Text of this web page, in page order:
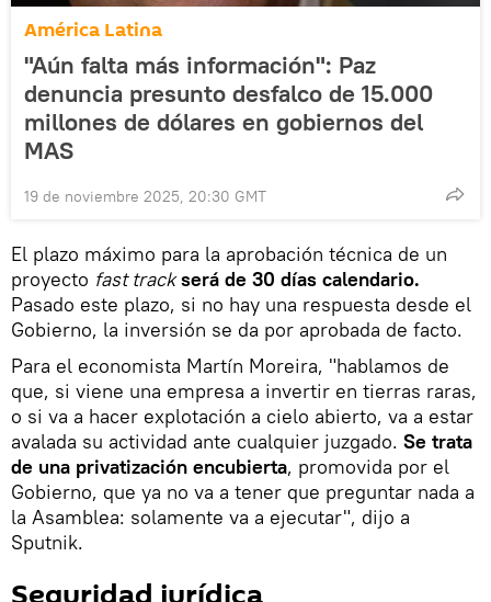
América Latina
"Aún falta más información": Paz
denuncia presunto desfalco de 15.000
millones de dólares en gobiernos del
MAS
19 de noviembre 2025, 20:30 GMT
El plazo máximo para la aprobación técnica de un
proyecto fast track será de 30 días calendario.
Pasado este plazo, si no hay una respuesta desde el
Gobierno, la inversión se da por aprobada de facto.
Para el economista Martín Moreira, "hablamos de
que, si viene una empresa a invertir en tierras raras,
o si va a hacer explotación a cielo abierto, va a estar
avalada su actividad ante cualquier juzgado. Se trata
de una privatización encubierta, promovida por el
Gobierno, que ya no va a tener que preguntar nada a
la Asamblea: solamente va a ejecutar", dijo a
Sputnik.